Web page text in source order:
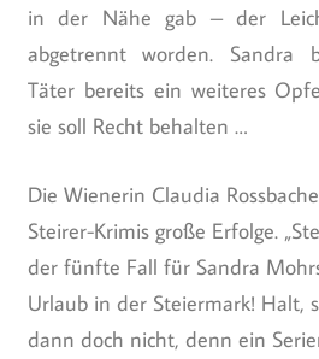
in der Nähe gab – der
abgetrennt worden. Sandra
Täter bereits ein weiteres
sie soll Recht behalten …
Die Wienerin Claudia
Steirer-Krimis große Erfolge.
der fünfte Fall für Sandra
Urlaub in der Steiermark! Halt,
dann doch nicht, denn ein